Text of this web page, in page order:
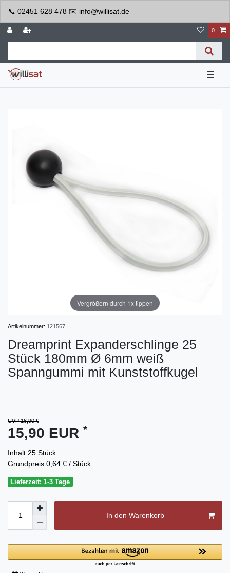
📞 02451 628 478 ✉️ info@willisat.de
0
☰
Vergrößern durch 1x tippen
Artikelnummer: 121567
Dreamprint Expanderschlinge 25
Stück 180mm Ø 6mm weiß
Spanngummi mit Kunststoffkugel
UVP 16,90 €
15,90 EUR *
Inhalt 25 Stück
Grundpreis 0,64 € / Stück
Lieferzeit: 1-3 Tage
In den Warenkorb